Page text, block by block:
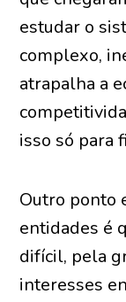
estudar o
complexo,
atrapalha a
isso só para
Outro ponto
entidades é
difícil, pela
interesses